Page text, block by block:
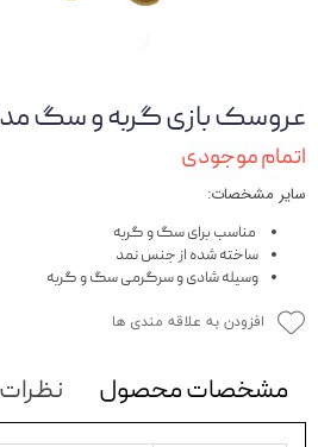
عروسک بازی گربه و سگ
اتمام موجودی
سایر مشخصات:
مناسب برای سگ و گربه
ساخته شده از جنس نمد
وسیله شادی و سرگرمی سگ و گربه
افزودن به علاقه مندی ها
مشخصات محصول نظرات